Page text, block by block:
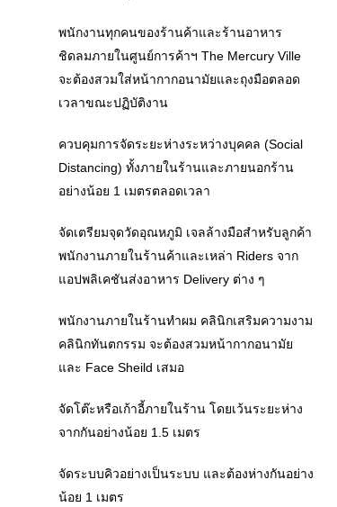
พนักงานทุกคนของร้านค้าและร้านอาหาร
ชิดลมภายในศูนย์การค้าฯ The Mercury Ville
จะต้องสวมใส่หน้ากากอนามัยและถุงมือตลอด
เวลาขณะปฏิบัติงาน
ควบคุมการจัดระยะห่างระหว่างบุคคล (Social
Distancing) ทั้งภายในร้านและภายนอกร้าน
อย่างน้อย 1 เมตรตลอดเวลา
จัดเตรียมจุดวัดอุณหภูมิ เจลล้างมือสำหรับลูกค้า
พนักงานภายในร้านค้าและเหล่า Riders จาก
แอปพลิเคชันส่งอาหาร Delivery ต่าง ๆ
พนักงานภายในร้านทำผม คลินิกเสริมความงาม
คลินิกทันตกรรม จะต้องสวมหน้ากากอนามัย
และ Face Sheild เสมอ
จัดโต๊ะหรือเก้าอี้ภายในร้าน โดยเว้นระยะห่าง
จากกันอย่างน้อย 1.5 เมตร
จัดระบบคิวอย่างเป็นระบบ และต้องห่างกันอย่าง
น้อย 1 เมตร